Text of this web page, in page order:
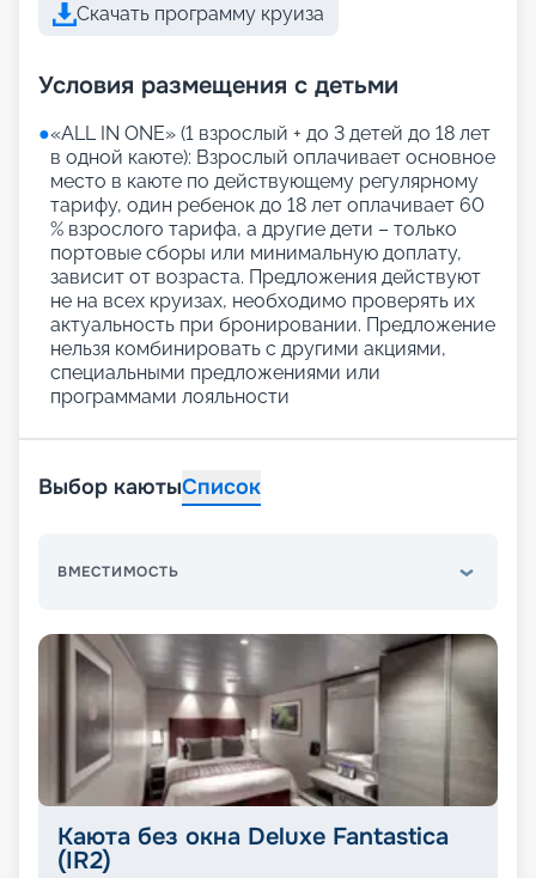
Скачать программу круиза
Условия размещения с детьми
●«АLL IN ONE» (1 взрослый + до 3 детей до 18 лет
в одной каюте): Взрослый оплачивает основное
место в каюте по действующему регулярному
тарифу, один ребенок до 18 лет оплачивает 60
% взрослого тарифа, а другие дети – только
портовые сборы или минимальную доплату,
зависит от возраста. Предложения действуют
не на всех круизах, необходимо проверять их
актуальность при бронировании. Предложение
нельзя комбинировать с другими акциями,
специальными предложениями или
программами лояльности
Выбор каютыСписок
ВМЕСТИМОСТЬ
Каюта без окна Deluxe Fantastica
(IR2)